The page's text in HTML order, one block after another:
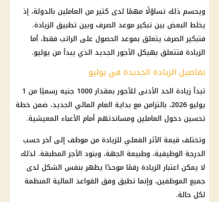
ويحسم ذلك تساؤلًا مهمًا لدى كثير من العاملين بالدولة، إذ
يخلط البعض بين تبكير موعد الصرف وبين تطبيق الزيادة.
فتبكير الصرف يتعلق بموعد الحصول على الراتب فقط، أما
الزيادة فتتعلق بهيكل الأجور الجديد الذي يبدأ من يوليو.
تفاصيل الزيادة الجديدة في يوليو
تبدأ زيادة الحد الأدنى للأجور بمقدار 1000 جنيه رسميًا من 1
يوليو 2026، بالتزامن مع بداية العام المالي الجديد، ضمن خطة
تحسين دخول العاملين ومساندتهم أمام الأعباء المعيشية.
وتختلف قيمة الأثر الفعلي للزيادة من موظف إلى آخر حسب
الدرجة الوظيفية، وطبيعة الجهة، وبنود الأجر المطبقة. لذلك
لا يمكن اعتبار الزيادة رقمًا موحدًا يظهر بنفس الشكل لدى
جميع الموظفين، وإنما تطبق وفق القواعد المالية المنظمة
لكل حالة.